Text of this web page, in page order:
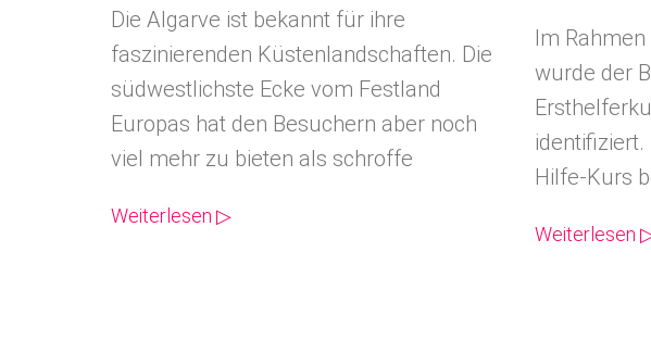
Die Algarve ist bekannt für ihre
faszinierenden Küstenlandschaften. Die
südwestlichste Ecke vom Festland
Europas hat den Besuchern aber noch
viel mehr zu bieten als schroffe
Weiterlesen ▷
Im
wurde der
Hilfe-Kurs
Weiterlesen